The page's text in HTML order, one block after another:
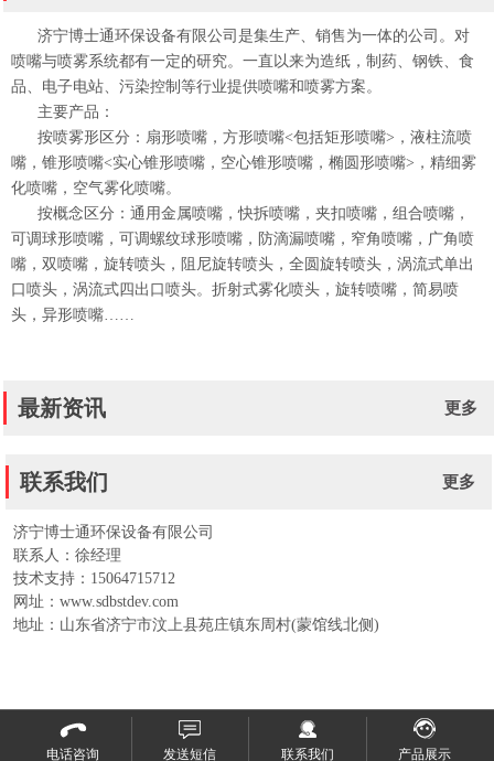
济宁博士通环保设备有限公司是集生产、销售为一体的公司。对
喷嘴与喷雾系统都有一定的研究。一直以来为造纸，制药、钢铁、食
品、电子电站、污染控制等行业提供喷嘴和喷雾方案。
主要产品：
按喷雾形区分：扇形喷嘴，方形喷嘴<包括矩形喷嘴>，液柱流喷
嘴，锥形喷嘴<实心锥形喷嘴，空心锥形喷嘴，椭圆形喷嘴>，精细雾
化喷嘴，空气雾化喷嘴。
按概念区分：通用金属喷嘴，快拆喷嘴，夹扣喷嘴，组合喷嘴，
可调球形喷嘴，可调螺纹球形喷嘴，防滴漏喷嘴，窄角喷嘴，广角喷
嘴，双喷嘴，旋转喷头，阻尼旋转喷头，全圆旋转喷头，涡流式单出
口喷头，涡流式四出口喷头。折射式雾化喷头，旋转喷嘴，简易喷
头，异形喷嘴……
最新资讯 更多
联系我们 更多
济宁博士通环保设备有限公司
联系人：徐经理
技术支持：15064715712
网址：www.sdbstdev.com
地址：山东省济宁市汶上县苑庄镇东周村(蒙馆线北侧)
电话咨询 发送短信 联系我们 产品展示